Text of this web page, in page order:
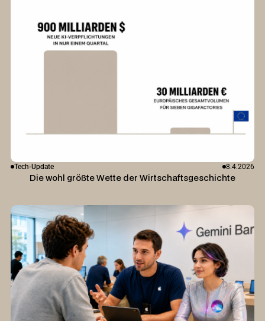
Tech-Update 8.4.2026
Die wohl größte Wette der Wirtschaftsgeschichte